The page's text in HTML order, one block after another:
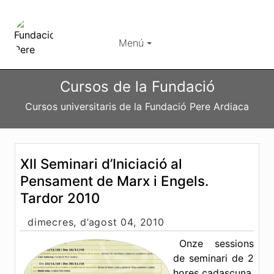
Menú
Cursos de la Fundació
Cursos universitaris de la Fundació Pere Ardiaca
XII Seminari d’Iniciació al
Pensament de Marx i Engels.
Tardor 2010
dimecres, d’agost 04, 2010
Onze sessions
de seminari de 2